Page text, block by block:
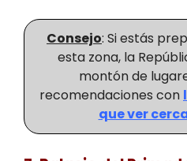
Consejo: Si estás
esta zona, la
montón de
recomendaciones con
que ver